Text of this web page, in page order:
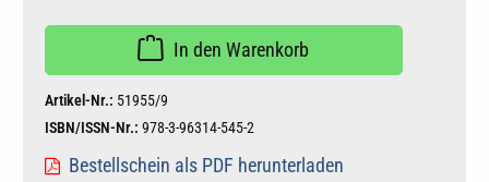
In den Warenkorb
Artikel-Nr.: 51955/9
ISBN/ISSN-Nr.: 978-3-96314-545-2
Bestellschein als PDF herunterladen